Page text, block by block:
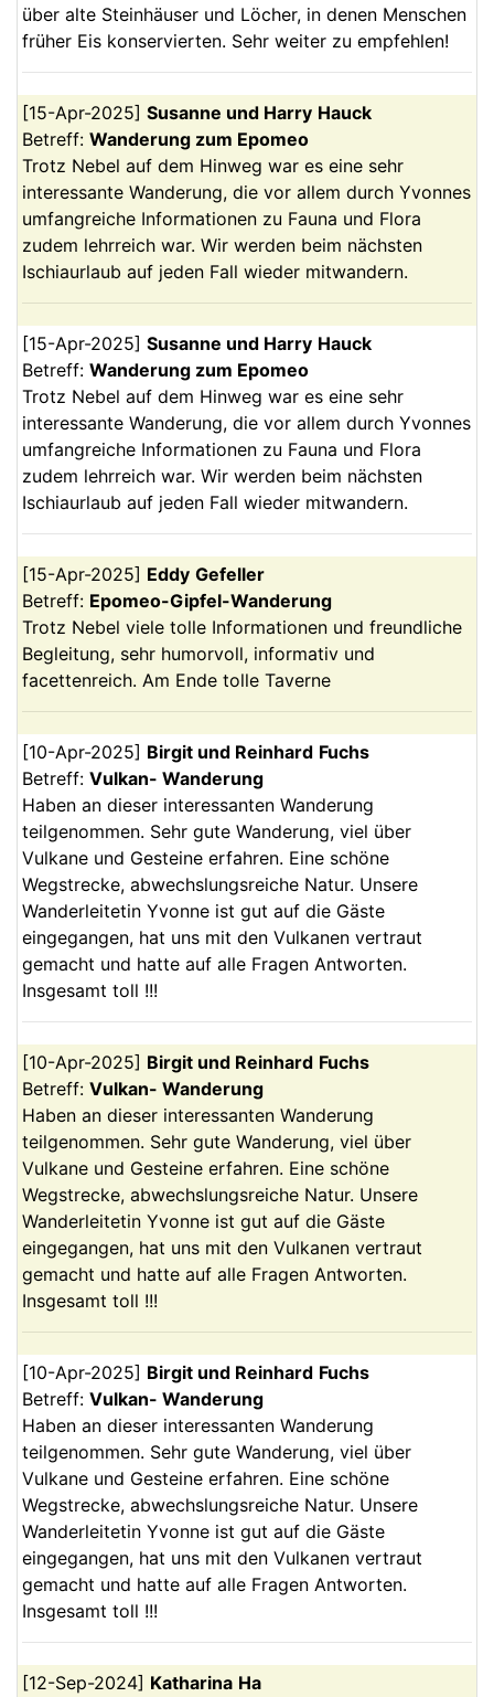
über alte Steinhäuser und Löcher, in denen Menschen
früher Eis konservierten. Sehr weiter zu empfehlen!
[15-Apr-2025] Susanne und Harry Hauck
Betreff: Wanderung zum Epomeo
Trotz Nebel auf dem Hinweg war es eine sehr
interessante Wanderung, die vor allem durch Yvonnes
umfangreiche Informationen zu Fauna und Flora
zudem lehrreich war. Wir werden beim nächsten
Ischiaurlaub auf jeden Fall wieder mitwandern.
[15-Apr-2025] Susanne und Harry Hauck
Betreff: Wanderung zum Epomeo
Trotz Nebel auf dem Hinweg war es eine sehr
interessante Wanderung, die vor allem durch Yvonnes
umfangreiche Informationen zu Fauna und Flora
zudem lehrreich war. Wir werden beim nächsten
Ischiaurlaub auf jeden Fall wieder mitwandern.
[15-Apr-2025] Eddy Gefeller
Betreff: Epomeo-Gipfel-Wanderung
Trotz Nebel viele tolle Informationen und freundliche
Begleitung, sehr humorvoll, informativ und
facettenreich. Am Ende tolle Taverne
[10-Apr-2025] Birgit und Reinhard Fuchs
Betreff: Vulkan- Wanderung
Haben an dieser interessanten Wanderung
teilgenommen. Sehr gute Wanderung, viel über
Vulkane und Gesteine erfahren. Eine schöne
Wegstrecke, abwechslungsreiche Natur. Unsere
Wanderleitetin Yvonne ist gut auf die Gäste
eingegangen, hat uns mit den Vulkanen vertraut
gemacht und hatte auf alle Fragen Antworten.
Insgesamt toll !!!
[10-Apr-2025] Birgit und Reinhard Fuchs
Betreff: Vulkan- Wanderung
Haben an dieser interessanten Wanderung
teilgenommen. Sehr gute Wanderung, viel über
Vulkane und Gesteine erfahren. Eine schöne
Wegstrecke, abwechslungsreiche Natur. Unsere
Wanderleitetin Yvonne ist gut auf die Gäste
eingegangen, hat uns mit den Vulkanen vertraut
gemacht und hatte auf alle Fragen Antworten.
Insgesamt toll !!!
[10-Apr-2025] Birgit und Reinhard Fuchs
Betreff: Vulkan- Wanderung
Haben an dieser interessanten Wanderung
teilgenommen. Sehr gute Wanderung, viel über
Vulkane und Gesteine erfahren. Eine schöne
Wegstrecke, abwechslungsreiche Natur. Unsere
Wanderleitetin Yvonne ist gut auf die Gäste
eingegangen, hat uns mit den Vulkanen vertraut
gemacht und hatte auf alle Fragen Antworten.
Insgesamt toll !!!
[12-Sep-2024] Katharina Ha